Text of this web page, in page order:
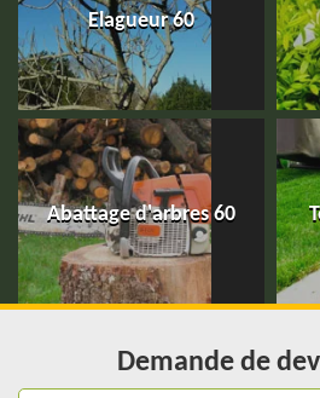
Elagueur 60
Abattage d'arbres 60
Demande de